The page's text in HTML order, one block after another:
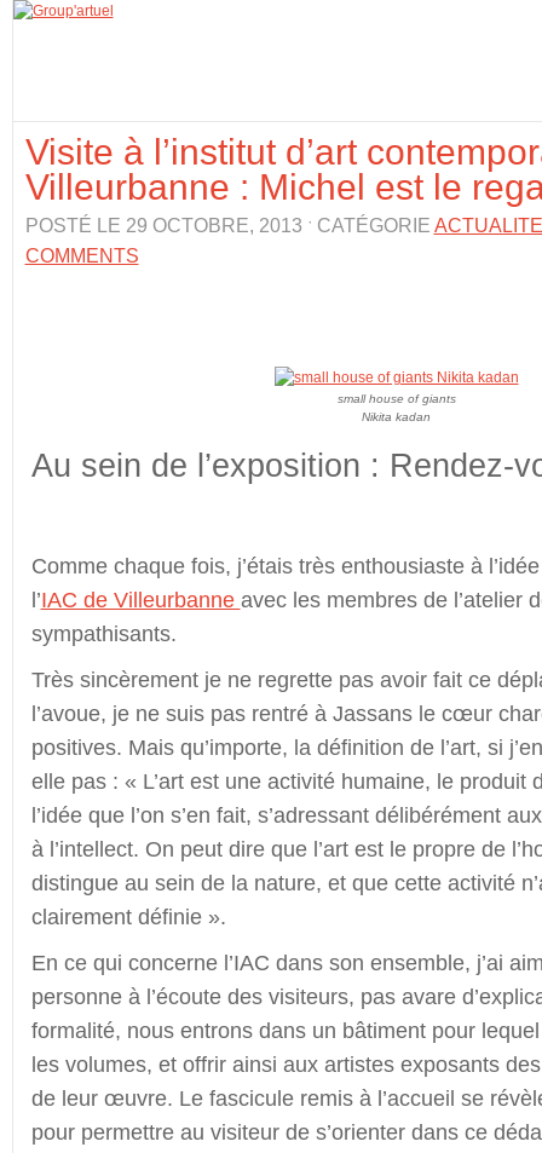
Visite à l’institut d’art
Villeurbanne : Michel est le
POSTÉ LE 29 OCTOBRE, 2013 ˑ CATÉGORIE
COMMENTS
small house of giants
Nikita kadan
Au sein de l’exposition : Rendez-
Comme chaque fois, j’étais très enthousiaste à
l’IAC de Villeurbanne avec les membres de l’atelier
sympathisants.
Très sincèrement je ne regrette pas avoir fait ce
l’avoue, je ne suis pas rentré à Jassans le cœur
positives. Mais qu’importe, la définition de l’art, si
elle pas : « L’art est une activité humaine, le produit
l’idée que l’on s’en fait, s’adressant délibérément
à l’intellect. On peut dire que l’art est le propre de
distingue au sein de la nature, et que cette activité
clairement définie ».
En ce qui concerne l’IAC dans son ensemble, j’ai
personne à l’écoute des visiteurs, pas avare
formalité, nous entrons dans un bâtiment pour
les volumes, et offrir ainsi aux artistes exposants
de leur œuvre. Le fascicule remis à l’accueil se
pour permettre au visiteur de s’orienter dans ce